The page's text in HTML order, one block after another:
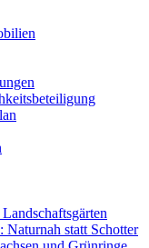
Naturnah statt Schotter